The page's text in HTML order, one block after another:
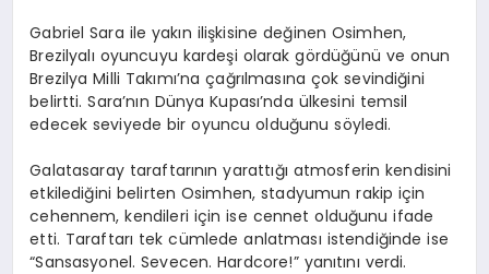
Gabriel Sara ile yakın ilişkisine değinen Osimhen,
Brezilyalı oyuncuyu kardeşi olarak gördüğünü ve onun
Brezilya Milli Takımı’na çağrılmasına çok sevindiğini
belirtti. Sara’nın Dünya Kupası’nda ülkesini temsil
edecek seviyede bir oyuncu olduğunu söyledi.
Galatasaray taraftarının yarattığı atmosferin kendisini
etkilediğini belirten Osimhen, stadyumun rakip için
cehennem, kendileri için ise cennet olduğunu ifade
etti. Taraftarı tek cümlede anlatması istendiğinde ise
“Sansasyonel. Sevecen. Hardcore!” yanıtını verdi.